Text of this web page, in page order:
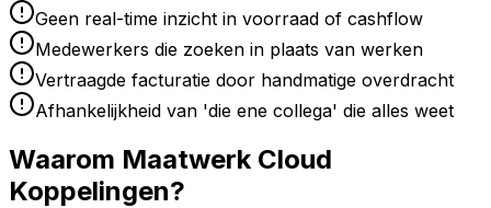
Geen real-time inzicht in voorraad of cashflow
Medewerkers die zoeken in plaats van werken
Vertraagde facturatie door handmatige overdracht
Afhankelijkheid van 'die ene collega' die alles weet
Waarom Maatwerk Cloud
Koppelingen?